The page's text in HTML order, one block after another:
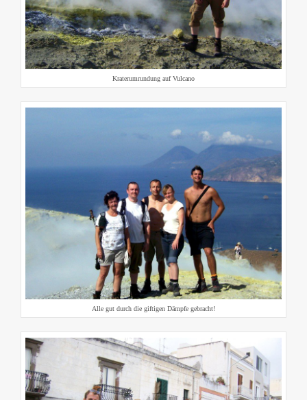
Kraterumrundung auf Vulcano
Alle gut durch die giftigen Dämpfe gebracht!